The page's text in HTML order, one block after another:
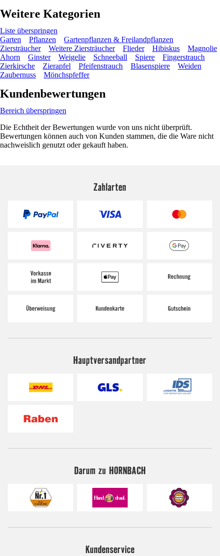
Weitere Kategorien
Liste überspringen
Garten
Pflanzen
Gartenpflanzen & Freilandpflanzen
Ziersträucher
Weitere Ziersträucher Flieder Hibiskus
Magnolie
Ahorn
Ginster Weigelie Schneeball Spiere
Fingerstrauch
Zierkirsche
Zierapfel Pfeifenstrauch Blasenspiere
Weiden
Zaubernuss
Mönchspfeffer
Kundenbewertungen
Bereich überspringen
Die Echtheit der Bewertungen wurde von uns nicht überprüft.
Bewertungen können auch von Kunden stammen, die die Ware nicht
nachweislich genutzt oder gekauft haben.
Zahlarten
Hauptversandpartner
Darum zu HORNBACH
Kundenservice